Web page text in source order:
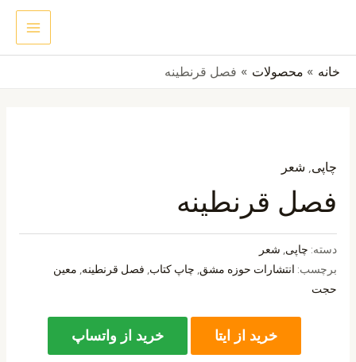
محتوا
خانه محصولات فصل قرنطینه
چاپی شعر
فصل قرنطینه
دسته: چاپی, شعر
برچسب: انتشارات حوزه مشق, چاپ کتاب, فصل قرنطینه, معین
حجت
خرید از ایتا خرید از واتساپ